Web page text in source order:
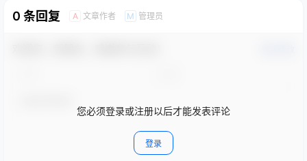
0 条回复 A 文章作者 M 管理员
您必须登录或注册以后才能发表评论
登录